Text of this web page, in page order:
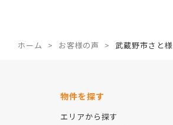
ホーム お客様の声 武蔵野市さと様
物件を探す
エリアから探す